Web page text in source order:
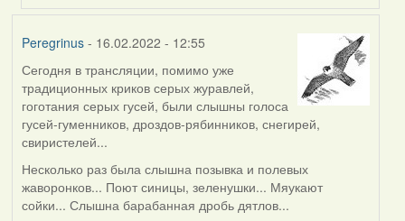
Peregrinus- 16.02.2022 - 12:55
Сегодня в трансляции, помимо уже
традиционных криков серых журавлей,
гоготания серых гусей, были слышны голоса
гусей-гуменников, дроздов-рябинников, снегирей,
свиристелей...
Несколько раз была слышна позывка и полевых
жаворонков... Поют синицы, зеленушки... Мяукают
сойки... Слышна барабанная дробь дятлов...